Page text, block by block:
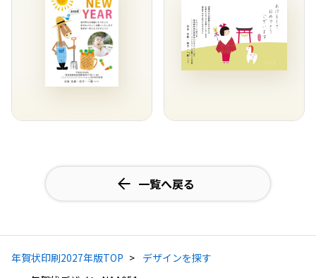
一覧へ戻る
年賀状印刷2027年版TOP
デザインを探す